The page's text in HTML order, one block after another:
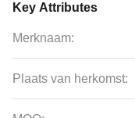
Key Attributes
Merknaam:
Plaats van herkomst: